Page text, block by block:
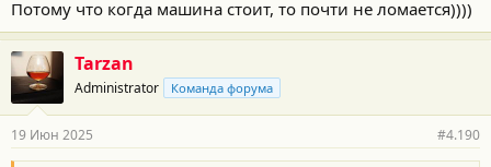
когда не начнет мозг дрюкать а там дальше пускай второй
владелец развлекается.
Потому что когда машина стоит, то почти не ломается))))
Tarzan
Administrator Команда форума
19 Июн 2025 #4.190